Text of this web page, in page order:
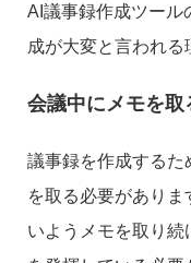
AI議事録作成ツール
成が大変と言われる
会議中にメモを取
議事録を作成するた
を取る必要があり
いようメモを取り続